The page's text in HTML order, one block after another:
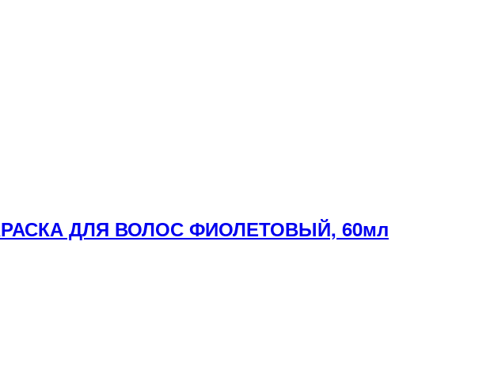
КРАСКА ДЛЯ ВОЛОС ФИОЛЕТОВЫЙ, 60мл